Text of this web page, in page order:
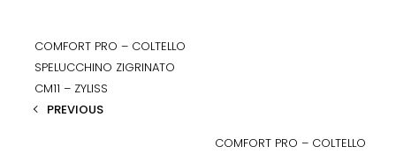
COMFORT PRO – COLTELLO
SPELUCCHINO ZIGRINATO
CM11 – ZYLISS
PREVIOUS
COMFORT PRO – COLTELLO